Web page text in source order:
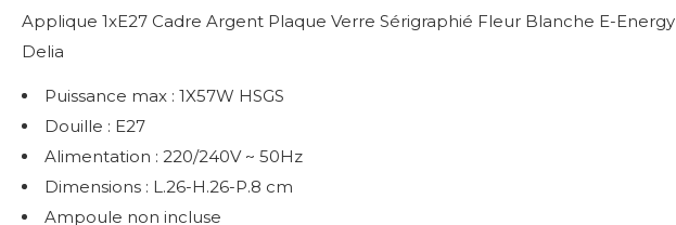
Applique 1xE27 Cadre Argent Plaque Verre Sérigraphié Fleur Blanche E-Energy
Delia
Puissance max : 1X57W HSGS
Douille : E27
Alimentation : 220/240V ~ 50Hz
Dimensions : L.26-H.26-P.8 cm
Ampoule non incluse